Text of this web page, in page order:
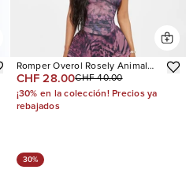
Romper Overol Rosely Animal
Print Mesh
CHF 28.00CHF 40.00
¡30% en la colección! Precios ya
rebajados
30%